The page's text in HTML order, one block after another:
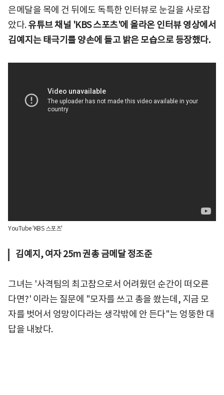
은메달을 목에 건 뒤에도 독특한 인터뷰로 눈길을 사로잡
았다.유튜브 채널 'KBS 스포츠'에 올라온 인터뷰 영상에서
김예지는 태극기를 양손에 들고 밝은 모습으로 등장했다.
YouTube 'KBS 스포츠'
김예지, 여자 25m 권총 금메달 정조준
그녀는 '사격팀의 최고참으로서 어려웠던 순간이 떠오른
다면?' 이라는 질문에 "모자를 쓰고 총을 쐈는데, 지금 모
자를 벗어서 엉망이다라는 생각밖에 안 든다"는 엉뚱한 대
답을 내놨다.